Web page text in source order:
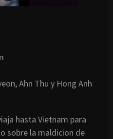
Ahn Thu y Hong Anh
hasta Vietnam para
sobre la maldicion de